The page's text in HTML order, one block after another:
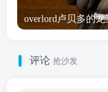
评论 抢沙发